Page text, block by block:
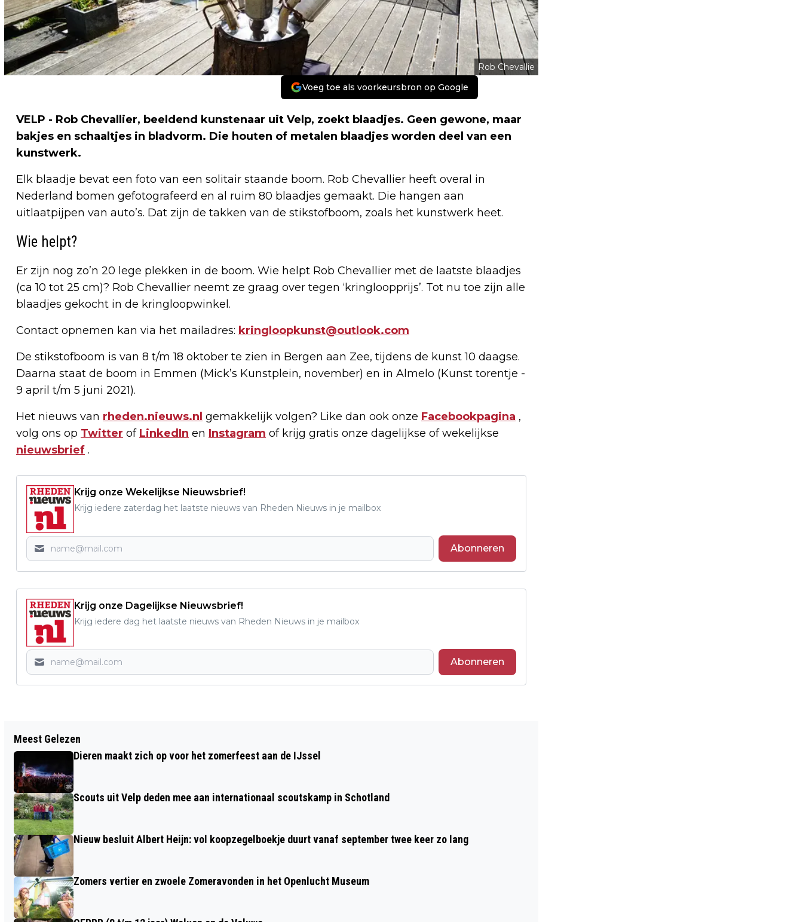
Rob Chevallie
Voeg toe als voorkeursbron op Google
VELP - Rob Chevallier, beeldend kunstenaar uit Velp, zoekt blaadjes. Geen gewone, maar
bakjes en schaaltjes in bladvorm. Die houten of metalen blaadjes worden deel van een
kunstwerk.
Elk blaadje bevat een foto van een solitair staande boom. Rob Chevallier heeft overal in
Nederland bomen gefotografeerd en al ruim 80 blaadjes gemaakt. Die hangen aan
uitlaatpijpen van auto’s. Dat zijn de takken van de stikstofboom, zoals het kunstwerk heet.
Wie helpt?
Er zijn nog zo’n 20 lege plekken in de boom. Wie helpt Rob Chevallier met de laatste blaadjes
(ca 10 tot 25 cm)? Rob Chevallier neemt ze graag over tegen ‘kringloopprijs’. Tot nu toe zijn alle
blaadjes gekocht in de kringloopwinkel.
Contact opnemen kan via het mailadres: kringloopkunst@outlook.com
De stikstofboom is van 8 t/m 18 oktober te zien in Bergen aan Zee, tijdens de kunst 10 daagse.
Daarna staat de boom in Emmen (Mick’s Kunstplein, november) en in Almelo (Kunst torentje -
9 april t/m 5 juni 2021).
Het nieuws van rheden.nieuws.nl gemakkelijk volgen? Like dan ook onze Facebookpagina ,
volg ons op Twitter of LinkedIn en Instagram of krijg gratis onze dagelijkse of wekelijkse
nieuwsbrief .
Krijg onze Wekelijkse Nieuwsbrief!
Krijg iedere zaterdag het laatste nieuws van Rheden Nieuws in je mailbox
Abonneren
Krijg onze Dagelijkse Nieuwsbrief!
Krijg iedere dag het laatste nieuws van Rheden Nieuws in je mailbox
Abonneren
BEKENDMAKINGEN GEMEENTE RHEDEN
BOCHT” IN DIEREN
Meest Gelezen
Dieren maakt zich op voor het zomerfeest aan de IJssel
Scouts uit Velp deden mee aan internationaal scoutskamp in Schotland
Nieuw besluit Albert Heijn: vol koopzegelboekje duurt vanaf september twee keer zo lang
Zomers vertier en zwoele Zomeravonden in het Openlucht Museum